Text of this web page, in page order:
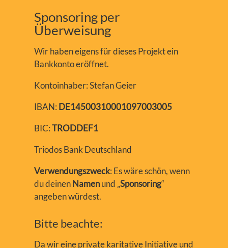
Sponsoring per
Überweisung
Wir haben eigens für dieses Projekt ein
Bankkonto eröffnet.
Kontoinhaber: Stefan Geier
IBAN: DE14500310001097003005
BIC:TRODDEF1
Triodos Bank Deutschland
Verwendungszweck: Es wäre schön, wenn
du deinenNamenund „Sponsoring“
angeben würdest.
Bitte beachte:
Da wir eine private karitative Initiative und